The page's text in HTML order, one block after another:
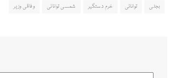
بجلی توانائی خرم دستگیر شمسی توانائی وفاقی وزیر